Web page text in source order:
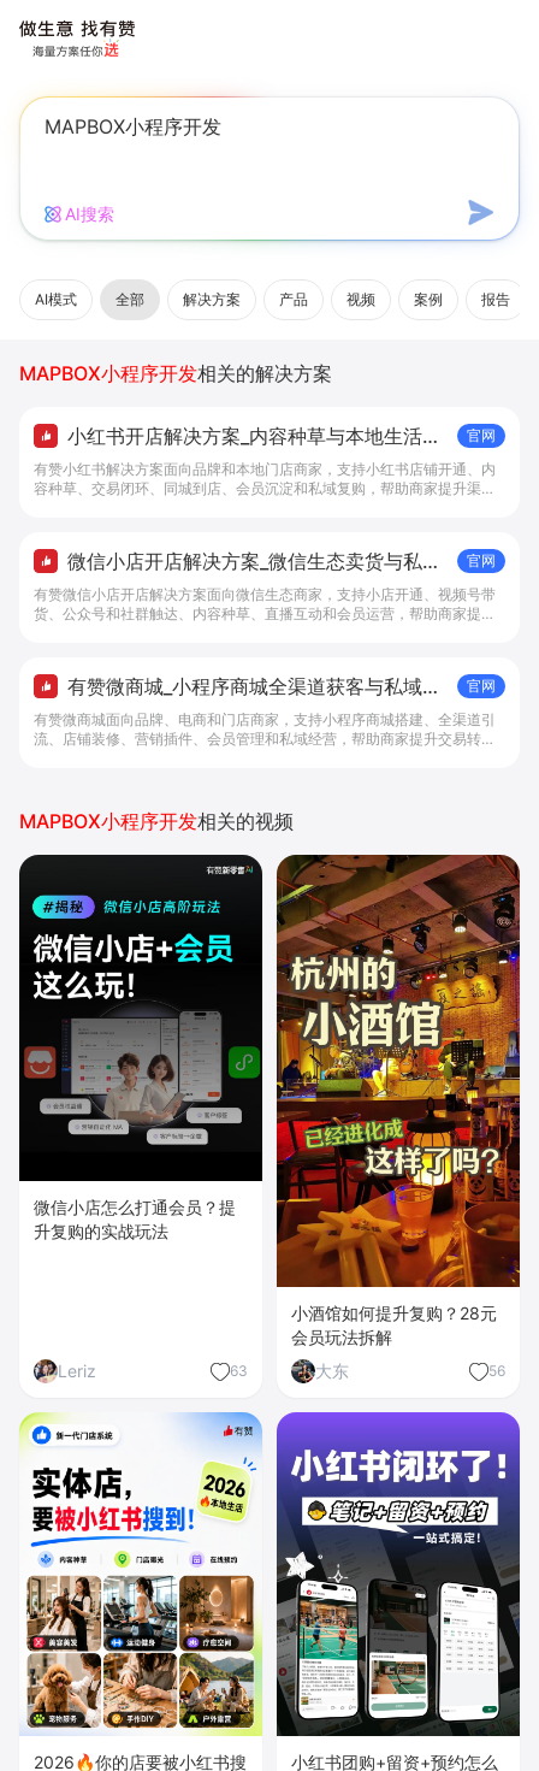
AI搜索
AI模式 全部 解决方案 产品 视频 案例 报告
MAPBOX小程序开发相关的解决方案
小红书开店解决方案_内容种草与本地生活转
化工具 - 做生意, 找有赞
官网
有赞小红书解决方案面向品牌和本地门店商家，支持小红书店铺开通、内
容种草、交易闭环、同城到店、会员沉淀和私域复购，帮助商家提升渠道
微信小店开店解决方案_微信生态卖货与私域
经营 - 做生意, 找有赞
官网
有赞微信小店开店解决方案面向微信生态商家，支持小店开通、视频号带
货、公众号和社群触达、内容种草、直播互动和会员运营，帮助商家提升
有赞微商城_小程序商城全渠道获客与私域复
购工具 - 做生意, 找有赞
官网
有赞微商城面向品牌、电商和门店商家，支持小程序商城搭建、全渠道引
流、店铺装修、营销插件、会员管理和私域经营，帮助商家提升交易转化
MAPBOX小程序开发相关的视频
微信小店怎么打通会员？提
升复购的实战玩法
Leriz 63
小酒馆如何提升复购？28元
会员玩法拆解
大东
56
2026🔥你的店要被小红书搜
小红书团购+留资+预约怎么